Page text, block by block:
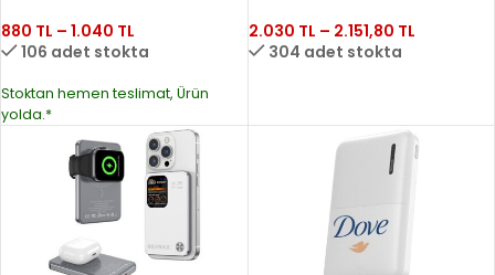
880 TL – 1.040 TL
106 adet stokta
Stoktan hemen teslimat, Ürün
yolda.*
2.030 TL – 2.151,80 TL
304 adet stokta